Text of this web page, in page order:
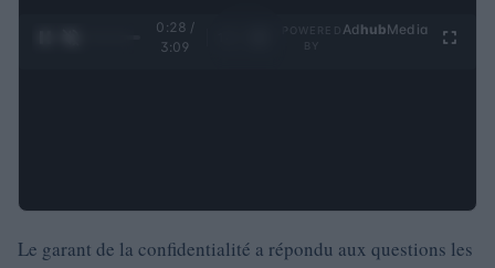
0:29 /
3:09
Ad hubMedia
Le garant de la confidentialité a répondu aux questions les